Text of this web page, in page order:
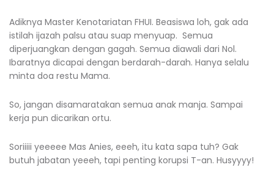
Adiknya Master Kenotariatan FHUI. Beasiswa loh, gak ada
istilah ijazah palsu atau suap menyuap. Semua
diperjuangkan dengan gagah. Semua diawali dari Nol.
Ibaratnya dicapai dengan berdarah-darah. Hanya selalu
minta doa restu Mama.
So, jangan disamaratakan semua anak manja. Sampai
kerja pun dicarikan ortu.
Soriiiii yeeeee Mas Anies, eeeh, itu kata sapa tuh? Gak
butuh jabatan yeeeh, tapi penting korupsi T-an. Husyyyy!